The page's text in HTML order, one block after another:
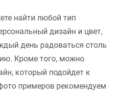
найти любой тип
дизайн и цвет,
день радоваться столь
Кроме того, можно
который подойдет к
примеров рекомендуем